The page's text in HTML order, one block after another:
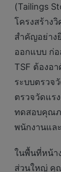
(Tailings
โครงสร้าง
สำคัญอย่าง
ออกแบบ ก่อ
TSF ต้องอ
ระบบตรวจ
ตรวจวัดแร
ทดสอบคุณภ
พนักงานแล
ในพื้นที่หน้า
ส่วนใหญ่ คุ